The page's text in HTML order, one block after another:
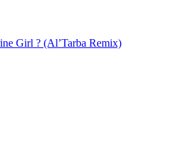
Girl ? (Al’Tarba Remix)